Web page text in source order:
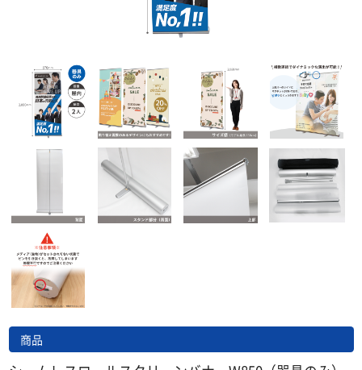
商品